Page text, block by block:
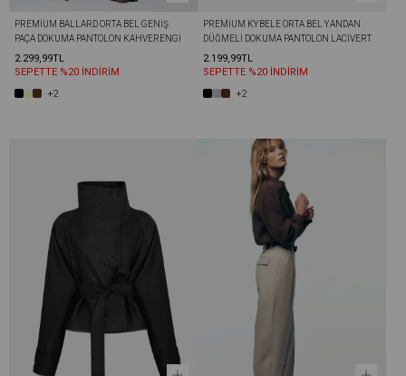
PREMIUM BALLARD ORTA BEL GENIŞ
PAÇA DOKUMA PANTOLON KAHVERENGI
2.299,99TL
SEPETTE %20 İNDİRİM
+2
PREMIUM KYBELE ORTA BEL YANDAN
DÜĞMELI DOKUMA PANTOLON LACIVERT
2.199,99TL
SEPETTE %20 İNDİRİM
+2